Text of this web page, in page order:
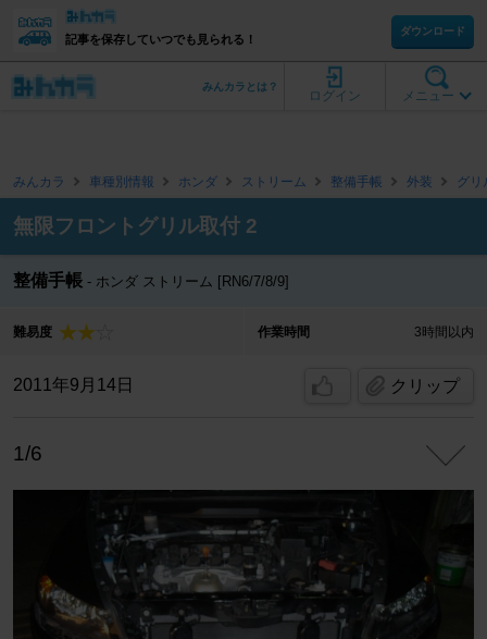
記事を保存していつでも見られる！
ダウンロード
メニュー
ログイン
みんカラとは？
みんカラ 車種別情報 ホンダ ストリーム 整備手帳 外装 グリ
無限フロントグリル取付 2
整備手帳 ホンダ ストリーム [RN6/7/8/9]
難易度 作業時間 3時間以内
2011年9月14日 クリップ
1/6